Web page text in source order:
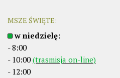
MSZE ŚWIĘTE:
w niedzielę:
- 8:00
- 10:00(trasmisja on-line)
- 12:00